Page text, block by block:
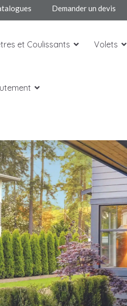
Demander un devis
et Coulissants Volets